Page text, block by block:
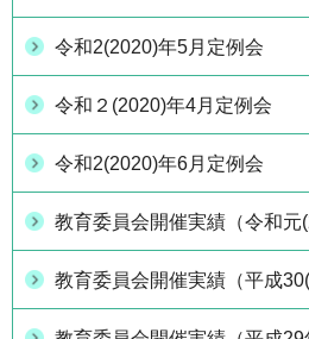
令和2(2020)年5月定例会
令和２(2020)年4月定例会
令和2(2020)年6月定例会
教育委員会開催実績（令和元
教育委員会開催実績（平成